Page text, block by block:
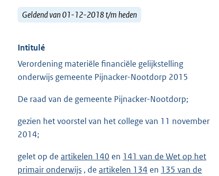
Geldend van 01-12-2018 t/m heden
Intitulé
Verordening materiële financiële gelijkstelling
onderwijs gemeente Pijnacker-Nootdorp 2015
De raad van de gemeente Pijnacker-Nootdorp;
gezien het voorstel van het college van 11 november
2014;
gelet op de artikelen 140 en 141 van de Wet op het
primair onderwijs , de artikelen 134 en 135 van de